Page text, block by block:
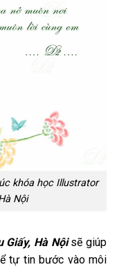
khóa học Illustrator
Nội
Giấy, Hà Nộisẽ giúp
tự tin bước vào môi